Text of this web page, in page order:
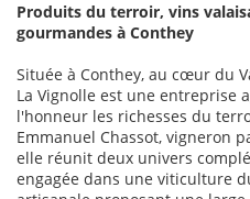
Produits du terroir, vins
gourmandes à Conthey
Située à Conthey, au cœur du
La Vignolle est une entreprise
l'honneur les richesses du
Emmanuel Chassot, vigneron
elle réunit deux univers
engagée dans une viticulture